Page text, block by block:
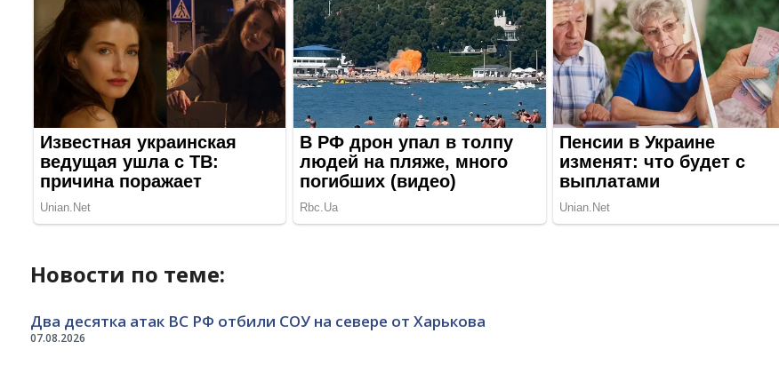
Новости по теме:
07.08.2026
Два десятка атак ВС РФ отбили СОУ на севере от Харькова